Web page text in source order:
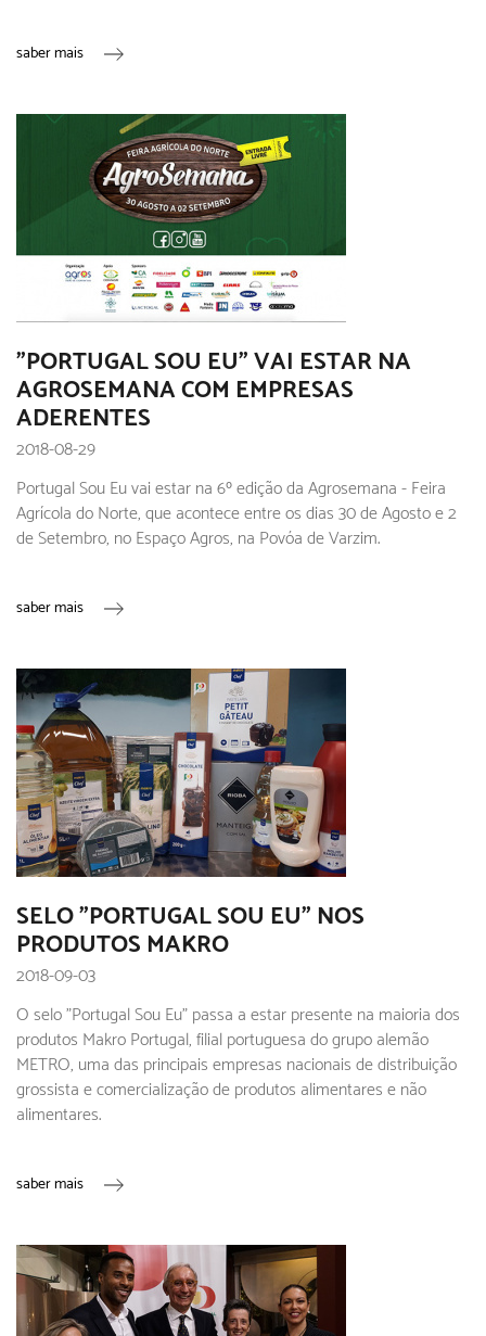
saber mais
"PORTUGAL SOU EU" VAI ESTAR NA
AGROSEMANA COM EMPRESAS
ADERENTES
2018-08-29
Portugal Sou Eu vai estar na 6º edição da Agrosemana - Feira
Agrícola do Norte, que acontece entre os dias 30 de Agosto e 2
de Setembro, no Espaço Agros, na Povóa de Varzim.
saber mais
SELO "PORTUGAL SOU EU" NOS
PRODUTOS MAKRO
2018-09-03
O selo "Portugal Sou Eu" passa a estar presente na maioria dos
produtos Makro Portugal, filial portuguesa do grupo alemão
METRO, uma das principais empresas nacionais de distribuição
grossista e comercialização de produtos alimentares e não
alimentares.
saber mais